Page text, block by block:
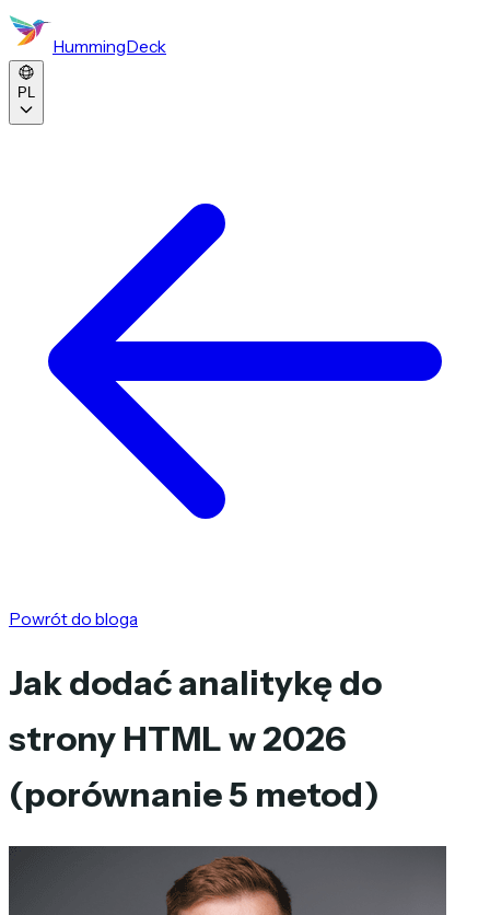
HummingDeck
PL
Powrót do bloga
Jak dodać analitykę do
strony HTML w 2026
(porównanie 5 metod)